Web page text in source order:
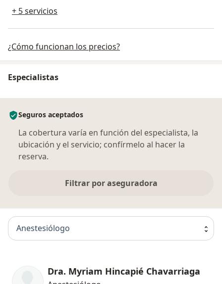
+ 5 servicios
¿Cómo funcionan los precios?
Especialistas
Seguros aceptados
La cobertura varía en función del especialista, la
ubicación y el servicio; confírmelo al hacer la
reserva.
Filtrar por aseguradora
Anestesiólogo
Dra. Myriam Hincapié Chavarriaga